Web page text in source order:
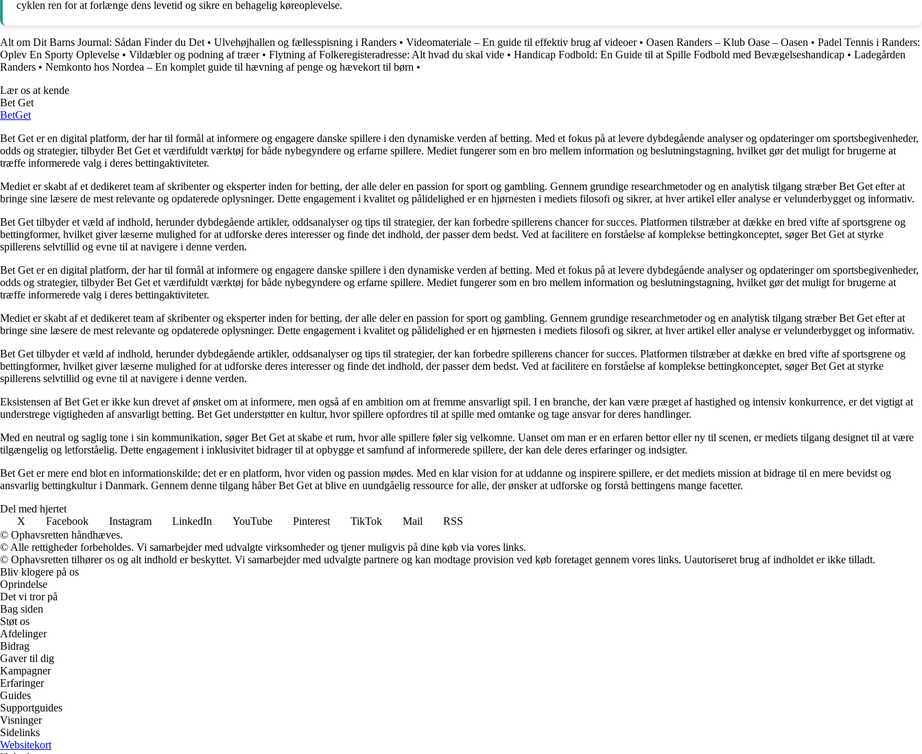
cyklen ren for at forlænge dens levetid og sikre en behagelig køreoplevelse.
Alt om Dit Barns Journal: Sådan Finder du Det • Ulvehøjhallen og fællesspisning i Randers • Videomateriale – En guide til effektiv brug af videoer• Oasen Randers – Klub Oase – Oasen • Padel Tennis i Randers:
Oplev En Sporty Oplevelse • Vildæbler og podning af træer• Flytning af Folkeregisteradresse: Alt hvad du skal vide • Handicap Fodbold: En Guide til at Spille Fodbold med Bevægelseshandicap • Ladegården
Randers • Nemkonto hos Nordea – En komplet guide til hævning af penge og hævekort til børn •
Lær os at kende
Bet Get
BetGet
Bet Get er en digital platform, der har til formål at informere og engagere danske spillere i den dynamiske verden af betting. Med et fokus på at levere dybdegående analyser og opdateringer om sportsbegivenheder,
odds og strategier, tilbyder Bet Get et værdifuldt værktøj for både nybegyndere og erfarne spillere. Mediet fungerer som en bro mellem information og beslutningstagning, hvilket gør det muligt for brugerne at
træffe informerede valg i deres bettingaktiviteter.
Mediet er skabt af et dedikeret team af skribenter og eksperter inden for betting, der alle deler en passion for sport og gambling. Gennem grundige researchmetoder og en analytisk tilgang stræber Bet Get efter at
bringe sine læsere de mest relevante og opdaterede oplysninger. Dette engagement i kvalitet og pålidelighed er en hjørnesten i mediets filosofi og sikrer, at hver artikel eller analyse er velunderbygget og informativ.
Bet Get tilbyder et væld af indhold, herunder dybdegående artikler, oddsanalyser og tips til strategier, der kan forbedre spillerens chancer for succes. Platformen tilstræber at dække en bred vifte af sportsgrene og
bettingformer, hvilket giver læserne mulighed for at udforske deres interesser og finde det indhold, der passer dem bedst. Ved at facilitere en forståelse af komplekse bettingkonceptet, søger Bet Get at styrke
spillerens selvtillid og evne til at navigere i denne verden.
Bet Get er en digital platform, der har til formål at informere og engagere danske spillere i den dynamiske verden af betting. Med et fokus på at levere dybdegående analyser og opdateringer om sportsbegivenheder,
odds og strategier, tilbyder Bet Get et værdifuldt værktøj for både nybegyndere og erfarne spillere. Mediet fungerer som en bro mellem information og beslutningstagning, hvilket gør det muligt for brugerne at
træffe informerede valg i deres bettingaktiviteter.
Mediet er skabt af et dedikeret team af skribenter og eksperter inden for betting, der alle deler en passion for sport og gambling. Gennem grundige researchmetoder og en analytisk tilgang stræber Bet Get efter at
bringe sine læsere de mest relevante og opdaterede oplysninger. Dette engagement i kvalitet og pålidelighed er en hjørnesten i mediets filosofi og sikrer, at hver artikel eller analyse er velunderbygget og informativ.
Bet Get tilbyder et væld af indhold, herunder dybdegående artikler, oddsanalyser og tips til strategier, der kan forbedre spillerens chancer for succes. Platformen tilstræber at dække en bred vifte af sportsgrene og
bettingformer, hvilket giver læserne mulighed for at udforske deres interesser og finde det indhold, der passer dem bedst. Ved at facilitere en forståelse af komplekse bettingkonceptet, søger Bet Get at styrke
spillerens selvtillid og evne til at navigere i denne verden.
Eksistensen af Bet Get er ikke kun drevet af ønsket om at informere, men også af en ambition om at fremme ansvarligt spil. I en branche, der kan være præget af hastighed og intensiv konkurrence, er det vigtigt at
understrege vigtigheden af ansvarligt betting. Bet Get understøtter en kultur, hvor spillere opfordres til at spille med omtanke og tage ansvar for deres handlinger.
Med en neutral og saglig tone i sin kommunikation, søger Bet Get at skabe et rum, hvor alle spillere føler sig velkomne. Uanset om man er en erfaren bettor eller ny til scenen, er mediets tilgang designet til at være
tilgængelig og letforståelig. Dette engagement i inklusivitet bidrager til at opbygge et samfund af informerede spillere, der kan dele deres erfaringer og indsigter.
Bet Get er mere end blot en informationskilde; det er en platform, hvor viden og passion mødes. Med en klar vision for at uddanne og inspirere spillere, er det mediets mission at bidrage til en mere bevidst og
ansvarlig bettingkultur i Danmark. Gennem denne tilgang håber Bet Get at blive en uundgåelig ressource for alle, der ønsker at udforske og forstå bettingens mange facetter.
Del med hjertet
X
Facebook Instagram LinkedIn YouTube Pinterest TikTok Mail
RSS
© Ophavsretten håndhæves.
© Alle rettigheder forbeholdes. Vi samarbejder med udvalgte virksomheder og tjener muligvis på dine køb via vores links.
© Ophavsretten tilhører os og alt indhold er beskyttet. Vi samarbejder med udvalgte partnere og kan modtage provision ved køb foretaget gennem vores links. Uautoriseret brug af indholdet er ikke tilladt.
Bliv klogere på os
Oprindelse
Det vi tror på
Bag siden
Støt os
Afdelinger
Bidrag
Gaver til dig
Kampagner
Erfaringer
Guides
Supportguides
Visninger
Sidelinks
Websitekort